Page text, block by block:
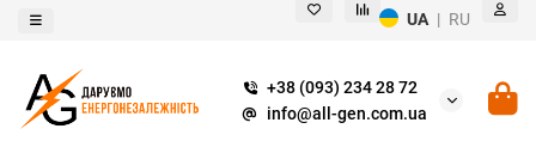
UA | RU
+38 (093) 234 28 72
info@all-gen.com.ua